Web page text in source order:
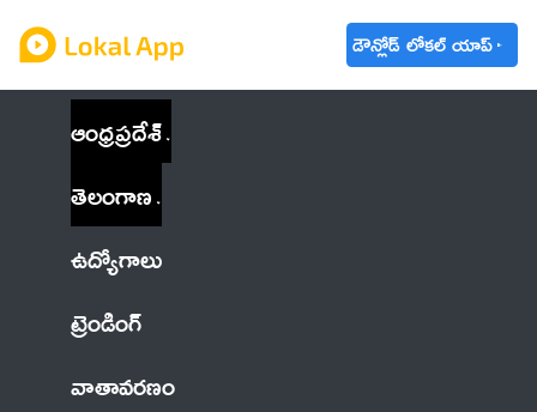
డౌన్లోడ్ లోకల్ యాప్
ఆంధ్రప్రదేశ్
తెలంగాణ
ఉద్యోగాలు
ట్రెండింగ్
వాతావరణం